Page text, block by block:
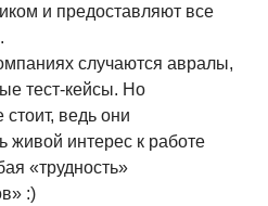
и предоставляют все
случаются авралы,
тест-кейсы. Но
ведь они
живой интерес к работе
«трудность»
:)